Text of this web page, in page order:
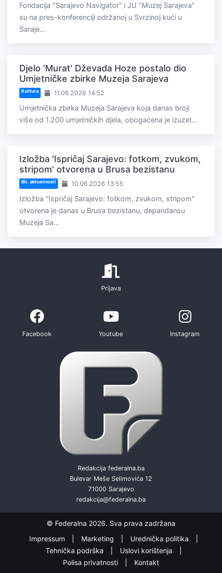
Fondacija "Sarajevo Navigator" i JU "Muzej Sarajeva"
su na pres-konferenciji održanoj u Svrzinoj kući u
Saraje...
Djelo 'Murat' Dževada Hoze postalo dio
Umjetničke zbirke Muzeja Sarajeva
Kultura 11.06.2026 14:52
Umjetnička zbirka Muzeja Sarajeva koja danas broji
više od 1.200 umjetničkih djela, obogaćena je izuzet...
Izložba 'Ispričaj Sarajevo: fotkom, zvukom,
stripom' otvorena u Brusa bezistanu
Bh. aktuelnosti 10.06.2026 13:55
Izložba "Ispričaj Sarajevo: fotkom, zvukom, stripom"
otvorena je danas u Brusa bezistanu, depandansu
Muzeja Sa...
Prijava
Facebook Youtube Instagram
Redakcija federalna.ba
Bulevar Meše Selimovića 12
71000 Sarajevo
redakcija@federalna.ba
© Federalna 2026. Sva prava zadržana
Impressum
Marketing
Urednička politika
Tehnička podrška
Uslovi korištenja
Polisa privatnosti
Kontakt